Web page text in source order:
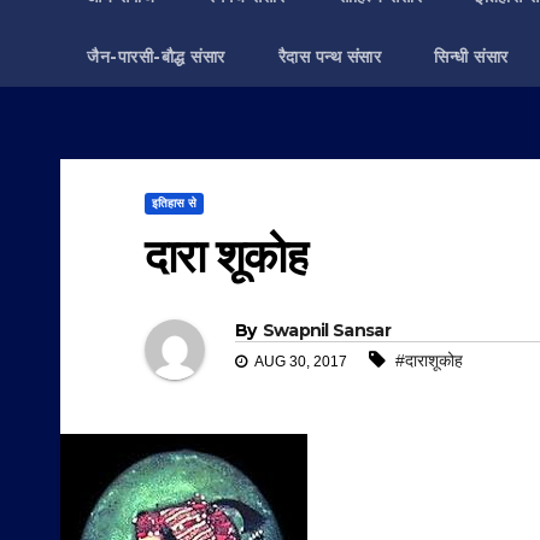
जैन-पारसी-बौद्ध संसार रैदास पन्थ संसार सिन्धी संसार
इतिहास से
दारा शूकोह
By Swapnil Sansar
AUG 30, 2017 #दाराशूकोह